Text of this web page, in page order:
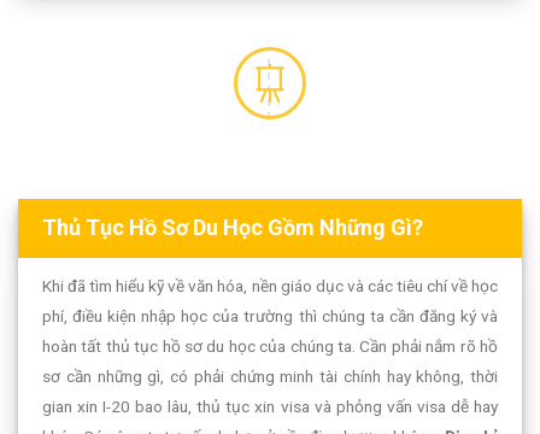
Thủ Tục Hồ Sơ Du Học Gồm Những Gì?
Khi đã tìm hiểu kỹ về văn hóa, nền giáo dục và các tiêu chí về học
phí, điều kiện nhập học của trường thì chúng ta cần đăng ký và
hoàn tất thủ tục hồ sơ du học của chúng ta. Cần phải nắm rõ hồ
sơ cần những gì, có phải chứng minh tài chính hay không, thời
gian xin I-20 bao lâu, thủ tục xin visa và phỏng vấn visa dễ hay